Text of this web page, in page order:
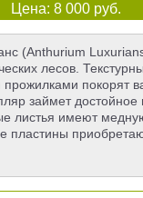
Цена: 8 000 руб.
(Anthurium
лесов.
прожилками покорят
займет
листья имеют
пластины